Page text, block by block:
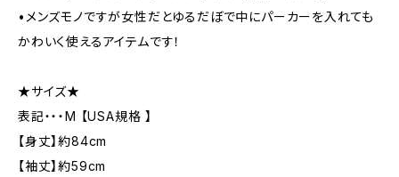
•メンズモノですが女性だとゆるだぼで中にパーカーを入れても
かわいく使えるアイテムです！
★サイズ★
表記・・・M 【USA規格 】
【身丈】約84cm
【袖丈】約59cm